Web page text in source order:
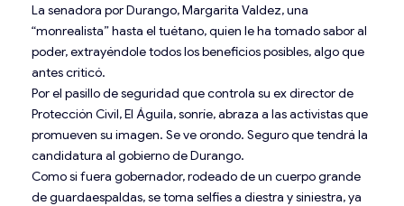
La senadora por Durango, Margarita Valdez, una
“monrealista” hasta el tuétano, quien le ha tomado sabor al
poder, extrayéndole todos los beneficios posibles, algo que
antes criticó.
Por el pasillo de seguridad que controla su ex director de
Protección Civil, El Águila, sonríe, abraza a las activistas que
promueven su imagen. Se ve orondo. Seguro que tendrá la
candidatura al gobierno de Durango.
Como si fuera gobernador, rodeado de un cuerpo grande
de guardaespaldas, se toma selfies a diestra y siniestra, ya